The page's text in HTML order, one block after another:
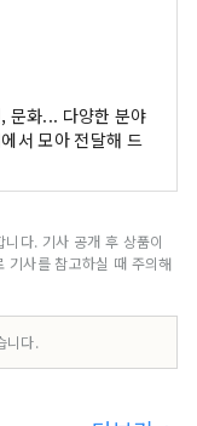
문화... 다양한 분야
서 모아 전달해 드
다. 기사 공개 후 상품이
기사를 참고하실 때 주의해
니다.